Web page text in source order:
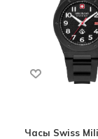
Часы Swiss